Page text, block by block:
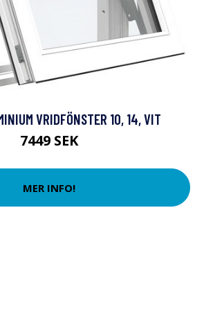
VRIDFÖNSTER 10, 14, VIT
7449 SEK
MER INFO!